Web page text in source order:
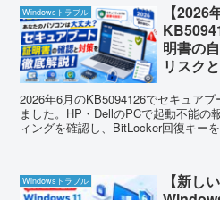
Windowsトラブル
【2026
明書の
リスク
2026年6月のKB5094126でセキュア
ました。HP・DellのPCで起動不能の
ィングを確認し、BitLocker回復キー
Windowsトラブル
【新し